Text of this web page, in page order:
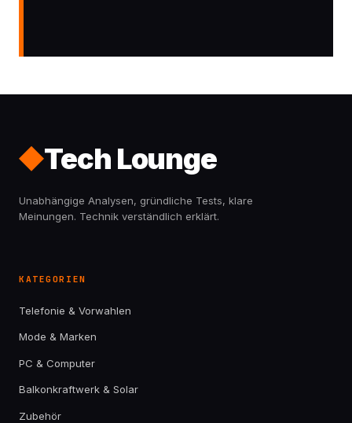
Tech Lounge
Unabhängige Analysen, gründliche Tests, klare
Meinungen. Technik verständlich erklärt.
KATEGORIEN
Telefonie & Vorwahlen
Mode & Marken
PC & Computer
Balkonkraftwerk & Solar
Zubehör